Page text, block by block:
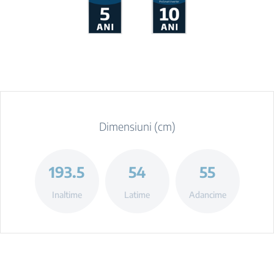
Dimensiuni (cm)
193.5
Inaltime
54
Latime
55
Adancime